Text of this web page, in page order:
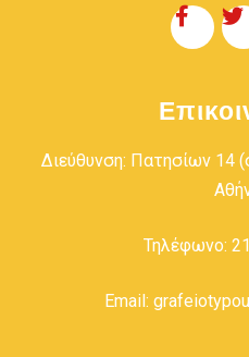
Διεύθυνση: Πατησίων 14
Τηλέφωνο:
Email: